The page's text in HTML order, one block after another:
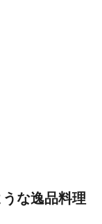
な逸品料理